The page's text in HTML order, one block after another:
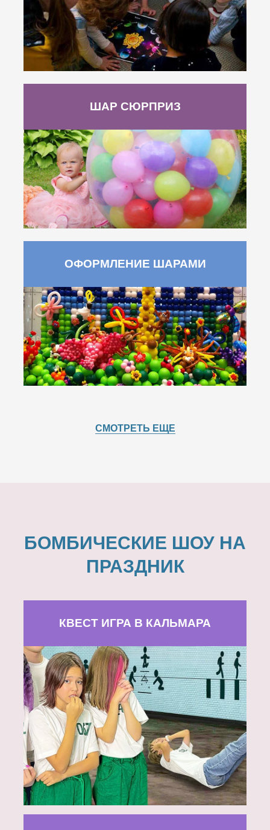
ШАР СЮРПРИЗ
ОФОРМЛЕНИЕ ШАРАМИ
СМОТРЕТЬ ЕЩЕ
БОМБИЧЕСКИЕ ШОУ НА
ПРАЗДНИК
КВЕСТ ИГРА В КАЛЬМАРА